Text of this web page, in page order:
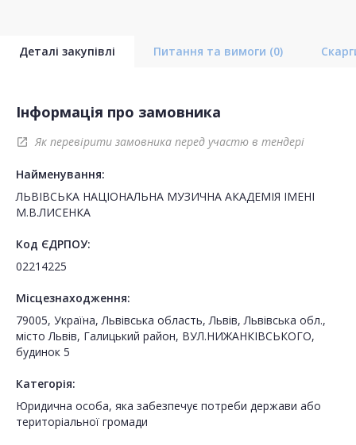
Деталі закупівлі Питання та вимоги (0)
Інформація про замовника
open_in_new Як перевірити замовника перед участю в тендері
Найменування:
ЛЬВІВСЬКА НАЦІОНАЛЬНА МУЗИЧНА АКАДЕМІЯ ІМЕНІ
М.В.ЛИСЕНКА
Код ЄДРПОУ:
02214225
Місцезнаходження:
79005, Україна, Львівська область, Львів, Львівська обл.,
місто Львів, Галицький район, ВУЛ.НИЖАНКІВСЬКОГО,
будинок 5
Категорія:
Юридична особа, яка забезпечує потреби держави або
територіальної громади